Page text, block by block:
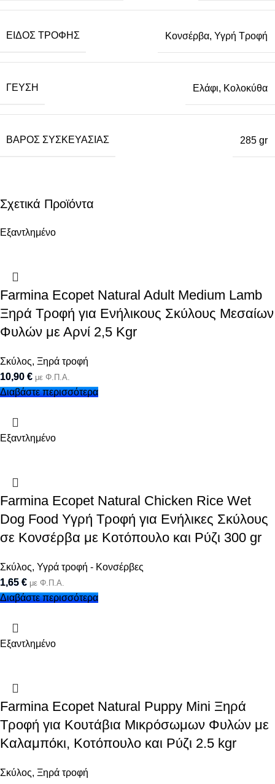
ΕΊΔΟΣ ΤΡΟΦΉΣ Κονσέρβα, Υγρή Τροφή
ΓΕΎΣΗ Ελάφι, Κολοκύθα
ΒΆΡΟΣ ΣΥΣΚΕΥΑΣΊΑΣ 285 gr
Σχετικά Προϊόντα
Εξαντλημένο
Farmina Ecopet Natural Adult Medium Lamb
Ξηρά Τροφή για Ενήλικους Σκύλους Μεσαίων
Φυλών με Αρνί 2,5 Kgr
Σκύλος, Ξηρά τροφή
10,90 € με Φ.Π.Α.
Διαβάστε περισσότερα
Εξαντλημένο
Farmina Ecopet Natural Chicken Rice Wet
Dog Food Υγρή Τροφή για Ενήλικες Σκύλους
σε Κονσέρβα με Κοτόπουλο και Ρύζι 300 gr
Σκύλος, Υγρά τροφή - Κονσέρβες
1,65 € με Φ.Π.Α.
Διαβάστε περισσότερα
Εξαντλημένο
Farmina Ecopet Natural Puppy Mini Ξηρά
Τροφή για Κουτάβια Μικρόσωμων Φυλών με
Καλαμπόκι, Κοτόπουλο και Ρύζι 2.5 kgr
Σκύλος, Ξηρά τροφή